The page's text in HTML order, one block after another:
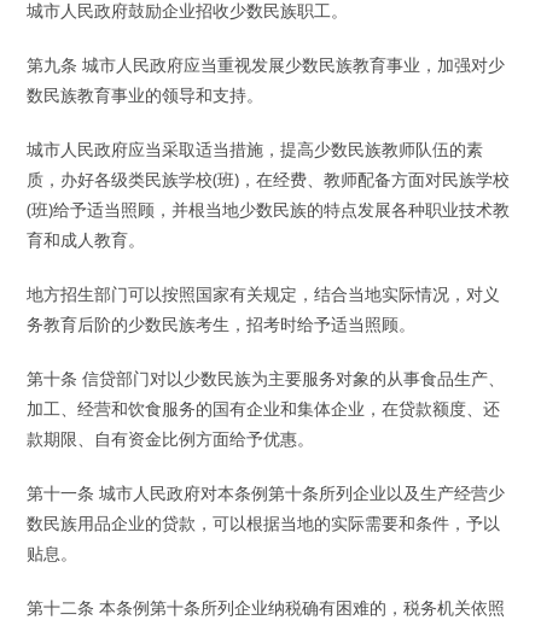
城市人民政府鼓励企业招收少数民族职工。
第九条 城市人民政府应当重视发展少数民族教育事业，加强对少
数民族教育事业的领导和支持。
城市人民政府应当采取适当措施，提高少数民族教师队伍的素
质，办好各级类民族学校(班)，在经费、教师配备方面对民族学校
(班)给予适当照顾，并根当地少数民族的特点发展各种职业技术教
育和成人教育。
地方招生部门可以按照国家有关规定，结合当地实际情况，对义
务教育后阶的少数民族考生，招考时给予适当照顾。
第十条 信贷部门对以少数民族为主要服务对象的从事食品生产、
加工、经营和饮食服务的国有企业和集体企业，在贷款额度、还
款期限、自有资金比例方面给予优惠。
第十一条 城市人民政府对本条例第十条所列企业以及生产经营少
数民族用品企业的贷款，可以根据当地的实际需要和条件，予以
贴息。
第十二条 本条例第十条所列企业纳税确有困难的，税务机关依照